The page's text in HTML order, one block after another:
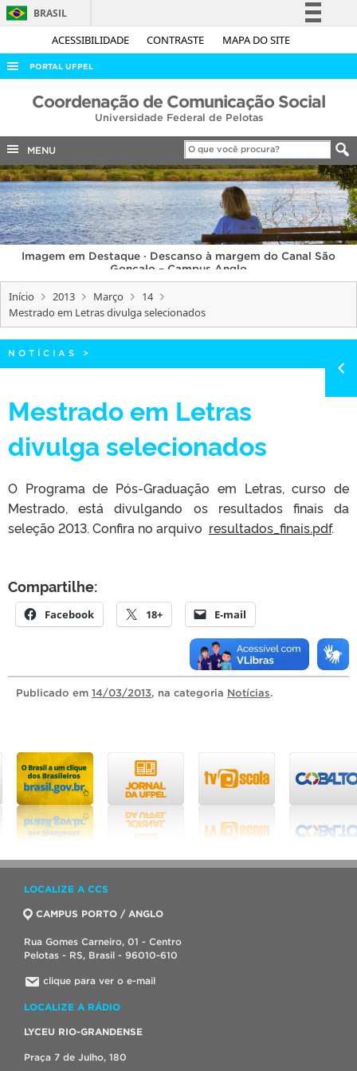
ACESSIBILIDADE CONTRASTE MAPA DO SITE
BRASIL
Simplifique!
Acesso à informação
Legislação
Canais
PORTAL UFPEL
ACESSO À INFORMAÇÃO
COBALTO
CONCURSOS
EDITAIS
INTERNACIONAL
OUVIDORIA
PORTARIAS
TELEFONES
Coordenação de Comunicação Social
Universidade Federal de Pelotas
MENU
Imagem em Destaque · Descanso à margem do Canal São
Gonçalo – Campus Anglo
Início 2013 Março
14
Mestrado em Letras divulga selecionados
NOTÍCIAS >
Mestrado em Letras
divulga selecionados
O Programa de Pós-Graduação em Letras, curso de
Mestrado, está divulgando os resultados finais da
seleção 2013. Confira no arquivo resultados_finais.pdf.
Compartilhe:
Facebook 18+ E-mail
Publicado em 14/03/2013, na categoria Notícias.
LOCALIZE A CCS
CAMPUS PORTO / ANGLO
Rua Gomes Carneiro, 01 - Centro
Pelotas - RS, Brasil - 96010-610
clique para ver o e-mail
LOCALIZE A RÁDIO
LYCEU RIO-GRANDENSE
Praça 7 de Julho, 180